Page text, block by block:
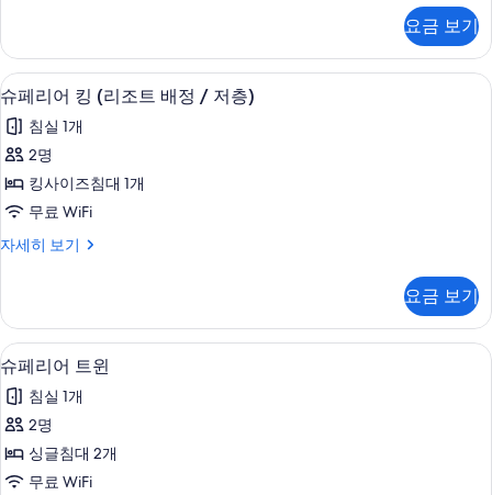
기
스
자
세
히
보
기
요금 보기
슈
페
리
어
킹
조
배
정
/
저
층)
사
진
7
슈페리어 킹 (리조트 배정 / 저층)
침실 1개
2명
킹사이즈침대 1개
무료 WiFi
자세히 보기
슈
킹
(리
조
트
배
정
저
층)
요금 보기
슈
페
리
어
트
7
슈페리어 트윈
침실 1개
2명
싱글침대 2개
무료 WiFi